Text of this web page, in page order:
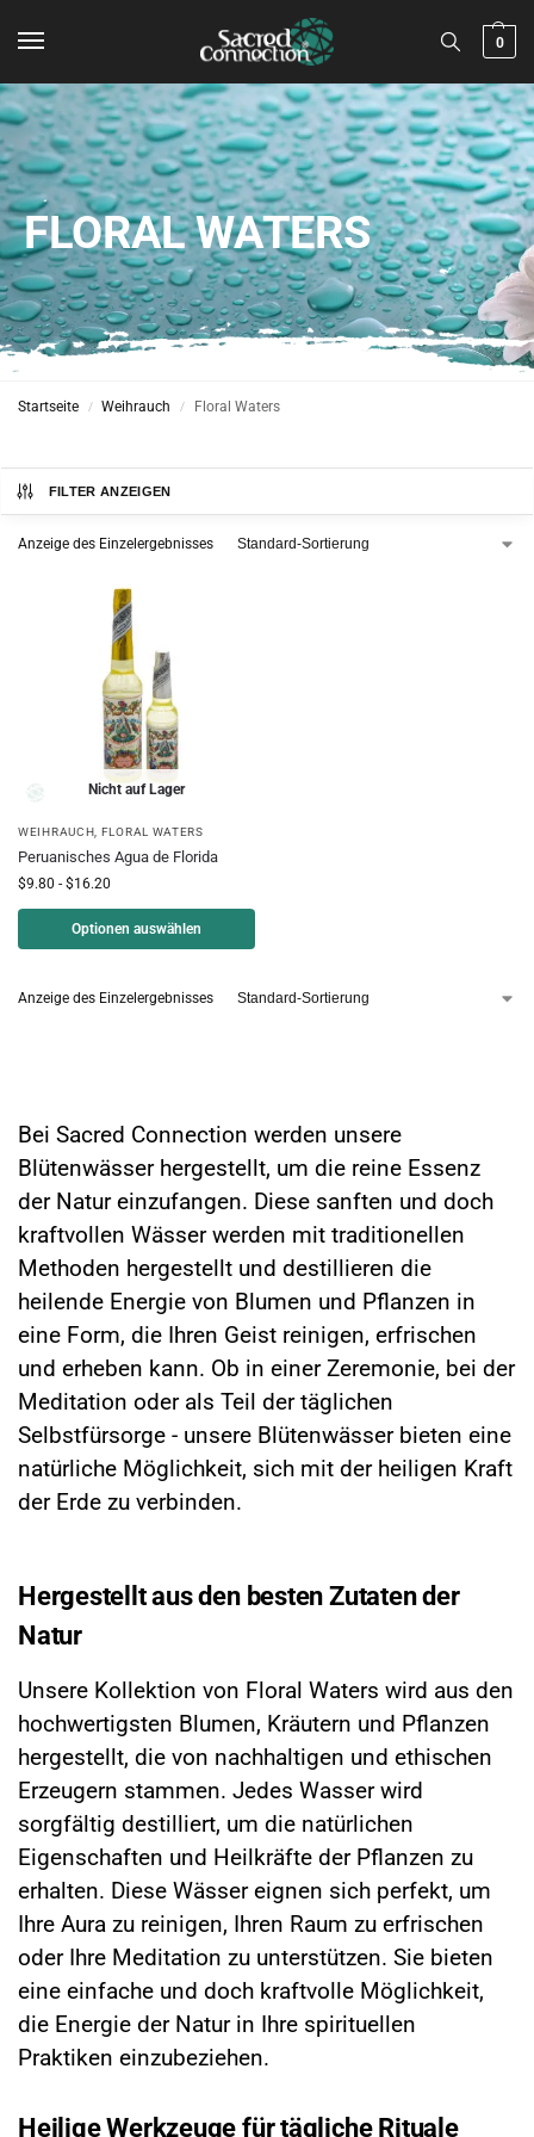
0
FLORAL WATERS
Startseite / Weihrauch / Floral Waters
FILTER ANZEIGEN
Anzeige des Einzelergebnisses
Nicht auf Lager
WEIHRAUCH FLORAL WATERS
Peruanisches Agua de Florida
$9.80 - $16.20
Optionen auswählen
Anzeige des Einzelergebnisses
Bei Sacred Connection werden unsere
Blütenwässer hergestellt, um die reine Essenz
der Natur einzufangen. Diese sanften und doch
kraftvollen Wässer werden mit traditionellen
Methoden hergestellt und destillieren die
heilende Energie von Blumen und Pflanzen in
eine Form, die Ihren Geist reinigen, erfrischen
und erheben kann. Ob in einer Zeremonie, bei der
Meditation oder als Teil der täglichen
Selbstfürsorge - unsere Blütenwässer bieten eine
natürliche Möglichkeit, sich mit der heiligen Kraft
der Erde zu verbinden.
Hergestellt aus den besten Zutaten der
Natur
Unsere Kollektion von Floral Waters wird aus den
hochwertigsten Blumen, Kräutern und Pflanzen
hergestellt, die von nachhaltigen und ethischen
Erzeugern stammen. Jedes Wasser wird
sorgfältig destilliert, um die natürlichen
Eigenschaften und Heilkräfte der Pflanzen zu
erhalten. Diese Wässer eignen sich perfekt, um
Ihre Aura zu reinigen, Ihren Raum zu erfrischen
oder Ihre Meditation zu unterstützen. Sie bieten
eine einfache und doch kraftvolle Möglichkeit,
die Energie der Natur in Ihre spirituellen
Praktiken einzubeziehen.
Heilige Werkzeuge für tägliche Rituale